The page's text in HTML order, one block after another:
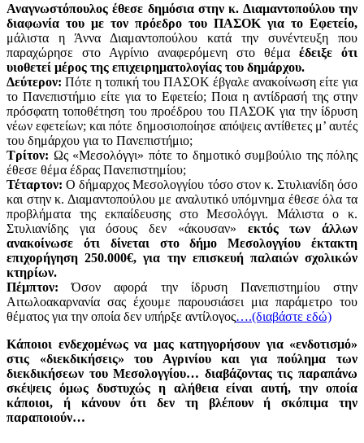
Αναγνωστόπουλος έθεσε δημόσια στην κ. Διαμαντοπούλου την
διαφωνία του με τον πρόεδρο του ΠΑΣΟΚ για το Εφετείο,
μάλιστα η Άννα Διαμαντοπούλου κατά την συνέντευξη που
παραχώρησε στο Αγρίνιο αναφερόμενη στο θέμα έδειξε ότι
υιοθετεί μέρος της επιχειρηματολογίας του δημάρχου.
Δεύτερον: Πότε η τοπική του ΠΑΣΟΚ έβγαλε ανακοίνωση είτε για
το Πανεπιστήμιο είτε για το Εφετείο; Ποια η αντίδρασή της στην
πρόσφατη τοποθέτηση του προέδρου του ΠΑΣΟΚ για την ίδρυση
νέων εφετείων; και πότε δημοσιοποίησε απόψεις αντίθετες μ’ αυτές
του δημάρχου για το Πανεπιστήμιο;
Τρίτον: Ως «Μεσολόγγι» πότε το δημοτικό συμβούλιο της πόλης
έθεσε θέμα έδρας Πανεπιστημίου;
Τέταρτον: Ο δήμαρχος Μεσολογγίου τόσο στον κ. Στυλιανίδη όσο
και στην κ. Διαμαντοπούλου με αναλυτικό υπόμνημα έθεσε όλα τα
προβλήματα της εκπαίδευσης στο Μεσολόγγι. Μάλιστα ο κ.
Στυλιανίδης για όσους δεν «άκουσαν» εκτός των άλλων
ανακοίνωσε ότι δίνεται στο δήμο Μεσολογγίου έκτακτη
επιχορήγηση 250.000€, για την επισκευή παλαιών σχολικών
κτηρίων.
Πέμπτον: Όσον αφορά την ίδρυση Πανεπιστημίου στην
Αιτωλοακαρνανία σας έχουμε παρουσιάσει μια παράμετρο του
θέματος για την οποία δεν υπήρξε αντίλογος….(διαβάστε εδώ)
Κάποιοι ενδεχομένως να μας κατηγορήσουν για «ενδοτισμό»
στις «διεκδικήσεις» του Αγρινίου και για πούλημα των
διεκδικήσεων του Μεσολογγίου… διαβάζοντας τις παραπάνω
σκέψεις όμως δυστυχώς η αλήθεια είναι αυτή, την οποία
κάποιοι, ή κάνουν ότι δεν τη βλέπουν ή σκόπιμα την
παραποιούν…